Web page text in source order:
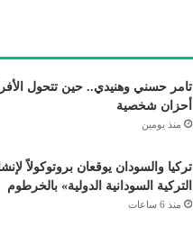
تامر حسني وهنيدي.. حين تتحول
أحزان شخصية
منذ يومين
تركيا والسودان يوقعان بروتوكولاً
التركية السودانية الدولية» بالخرطوم
منذ 6 ساعات